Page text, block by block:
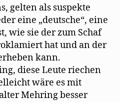
gelten als suspekte
eine „deutsche“, eine
wie sie der zum Schaf
hat und an der
kann.
diese Leute riechen
wäre es mit
Mehring besser